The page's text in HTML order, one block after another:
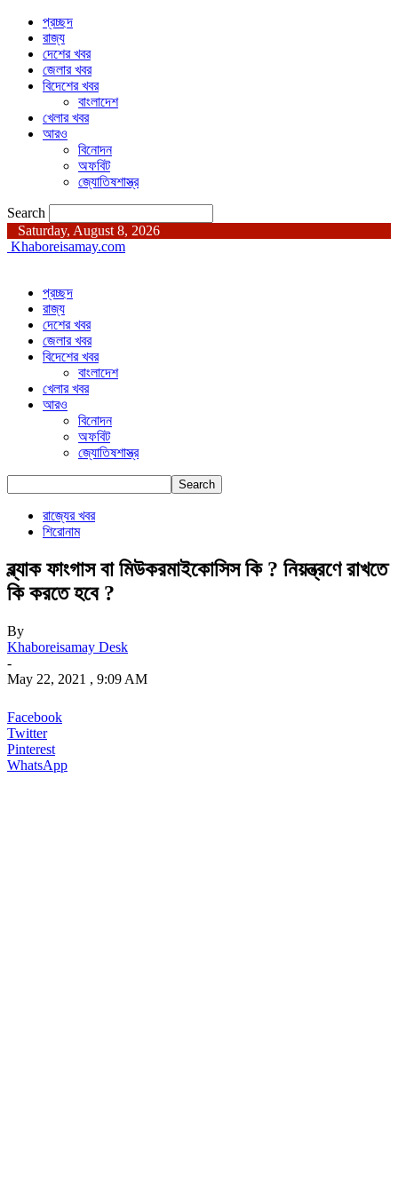
প্রচ্ছদ
রাজ্য
দেশের খবর
জেলার খবর
বিদেশের খবর
বাংলাদেশ
খেলার খবর
আরও
বিনোদন
অফবিট
জ্যোতিষশাস্ত্র
Search
Saturday, August 8, 2026
Khaboreisamay.com
প্রচ্ছদ
রাজ্য
দেশের খবর
জেলার খবর
বিদেশের খবর
বাংলাদেশ
খেলার খবর
আরও
বিনোদন
অফবিট
জ্যোতিষশাস্ত্র
রাজ্যের খবর
শিরোনাম
ব্ল্যাক ফাংগাস বা মিউকরমাইকোসিস কি ? নিয়ন্ত্রণে রাখতে
কি করতে হবে ?
By
Khaboreisamay Desk
-
May 22, 2021 , 9:09 AM
Facebook
Twitter
Pinterest
WhatsApp